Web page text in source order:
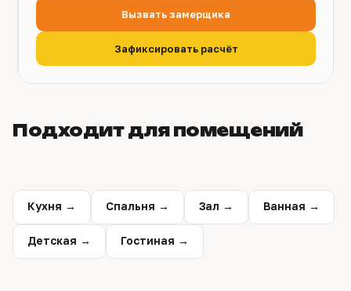
Вызвать замерщика
Зафиксировать расчёт
Подходит для помещений
Кухня → Спальня → Зал → Ванная →
Детская → Гостиная →